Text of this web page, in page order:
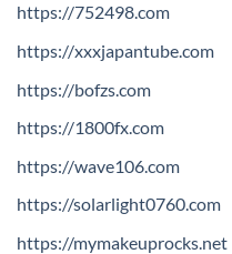
https://752498.com
https://xxxjapantube.com
https://bofzs.com
https://1800fx.com
https://wave106.com
https://solarlight0760.com
https://mymakeuprocks.net